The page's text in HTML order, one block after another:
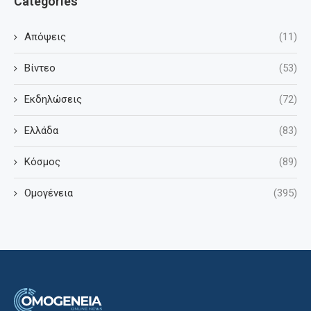
Απόψεις (11)
Βίντεο (53)
Εκδηλώσεις (72)
Ελλάδα (83)
Κόσμος (89)
Ομογένεια (395)